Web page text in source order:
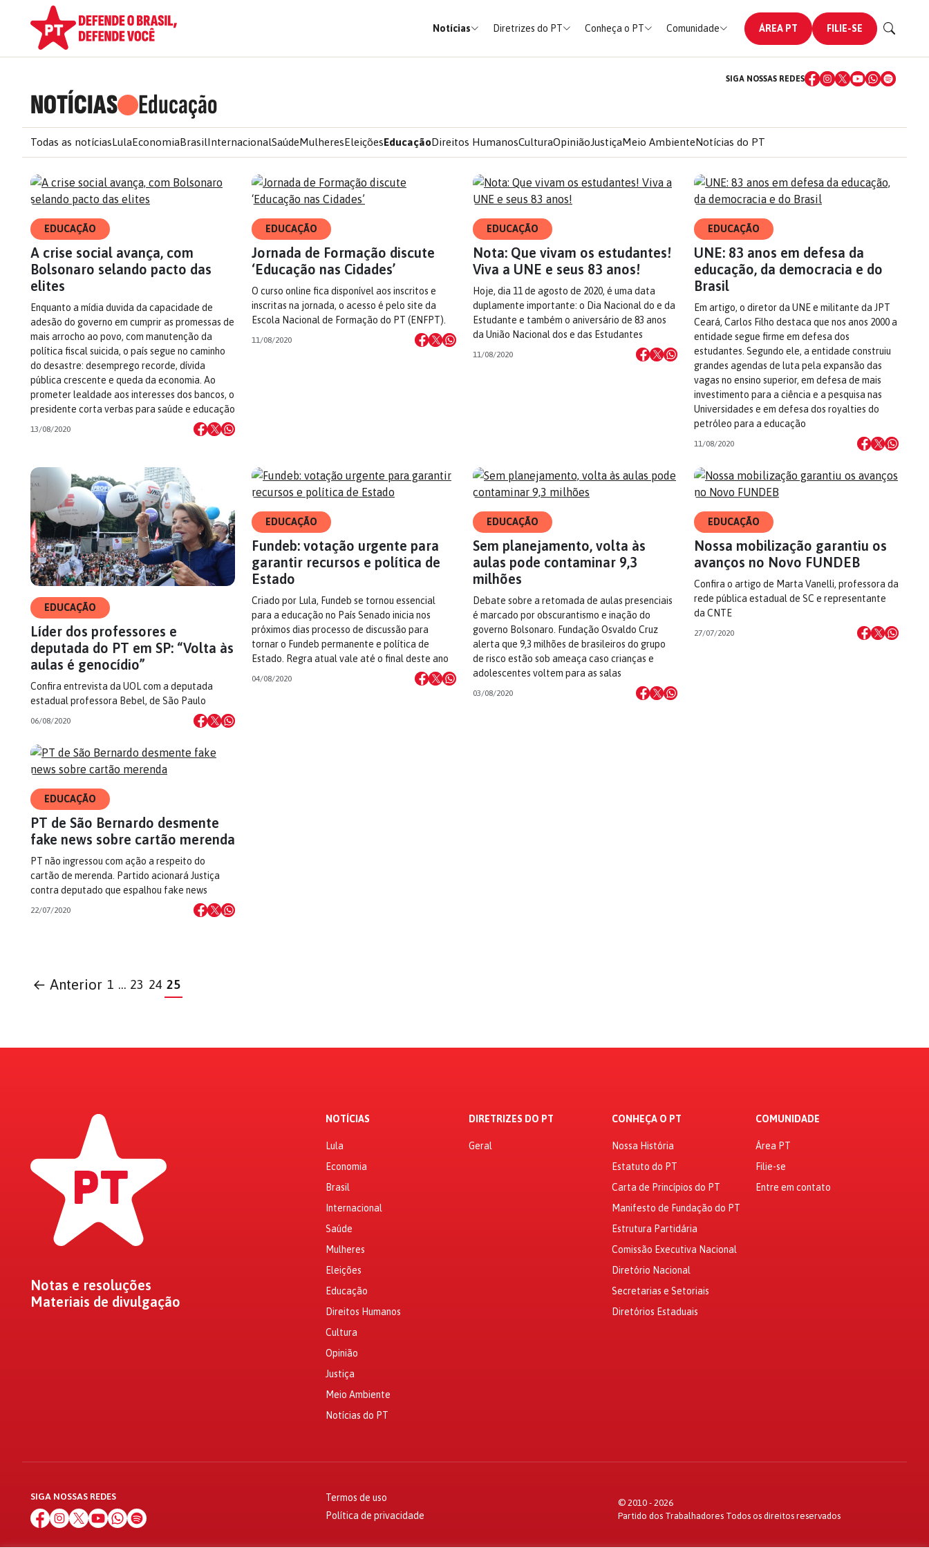
Notícias Diretrizes do PT Conheça o PT Comunidade ÁREA PT FILIE-SE
NOTÍCIAS Educação
SIGA NOSSAS REDES
Todas as notíciasLulaEconomiaBrasilInternacionalSaúdeMulheresEleiçõesEducaçãoDireitos HumanosCulturaOpiniãoJustiçaMeio AmbienteNotícias do PT
EDUCAÇÃO
A crise social avança, com
Bolsonaro selando pacto das
elites
Enquanto a mídia duvida da capacidade de
adesão do governo em cumprir as promessas de
mais arrocho ao povo, com manutenção da
política fiscal suicida, o país segue no caminho
do desastre: desemprego recorde, dívida
pública crescente e queda da economia. Ao
prometer lealdade aos interesses dos bancos, o
presidente corta verbas para saúde e educação
13/08/2020
EDUCAÇÃO
Jornada de Formação discute
‘Educação nas Cidades’
O curso online fica disponível aos inscritos e
inscritas na jornada, o acesso é pelo site da
Escola Nacional de Formação do PT (ENFPT).
11/08/2020
EDUCAÇÃO
Nota: Que vivam os estudantes!
Viva a UNE e seus 83 anos!
Hoje, dia 11 de agosto de 2020, é uma data
duplamente importante: o Dia Nacional do e da
Estudante e também o aniversário de 83 anos
da União Nacional dos e das Estudantes
11/08/2020
EDUCAÇÃO
UNE: 83 anos em defesa da
educação, da democracia e do
Brasil
Em artigo, o diretor da UNE e militante da JPT
Ceará, Carlos Filho destaca que nos anos 2000 a
entidade segue firme em defesa dos
estudantes. Segundo ele, a entidade construiu
grandes agendas de luta pela expansão das
vagas no ensino superior, em defesa de mais
investimento para a ciência e a pesquisa nas
Universidades e em defesa dos royalties do
petróleo para a educação
11/08/2020
EDUCAÇÃO
Líder dos professores e
deputada do PT em SP: “Volta às
aulas é genocídio”
Confira entrevista da UOL com a deputada
estadual professora Bebel, de São Paulo
06/08/2020
EDUCAÇÃO
Fundeb: votação urgente para
garantir recursos e política de
Estado
Criado por Lula, Fundeb se tornou essencial
para a educação no País Senado inicia nos
próximos dias processo de discussão para
tornar o Fundeb permanente e política de
Estado. Regra atual vale até o final deste ano
04/08/2020
EDUCAÇÃO
Sem planejamento, volta às
aulas pode contaminar 9,3
milhões
Debate sobre a retomada de aulas presenciais
é marcado por obscurantismo e inação do
governo Bolsonaro. Fundação Osvaldo Cruz
alerta que 9,3 milhões de brasileiros do grupo
de risco estão sob ameaça caso crianças e
adolescentes voltem para as salas
03/08/2020
EDUCAÇÃO
Nossa mobilização garantiu os
avanços no Novo FUNDEB
Confira o artigo de Marta Vanelli, professora da
rede pública estadual de SC e representante
da CNTE
27/07/2020
EDUCAÇÃO
PT de São Bernardo desmente
fake news sobre cartão merenda
PT não ingressou com ação a respeito do
cartão de merenda. Partido acionará Justiça
contra deputado que espalhou fake news
22/07/2020
← Anterior 1 … 23 24 25
Notas e resoluções
Materiais de divulgação
NOTÍCIAS
Lula
Economia
Brasil
Internacional
Saúde
Mulheres
Eleições
Educação
Direitos Humanos
Cultura
Opinião
Justiça
Meio Ambiente
Notícias do PT
DIRETRIZES DO PT
Geral
CONHEÇA O PT
Nossa História
Estatuto do PT
Carta de Princípios do PT
Manifesto de Fundação do PT
Estrutura Partidária
Comissão Executiva Nacional
Diretório Nacional
Secretarias e Setoriais
Diretórios Estaduais
COMUNIDADE
Área PT
Filie-se
Entre em contato
SIGA NOSSAS REDES
Termos de uso
Política de privacidade
© 2010 - 2026
Partido dos Trabalhadores Todos os direitos reservados